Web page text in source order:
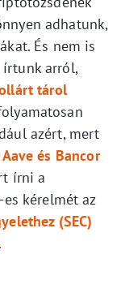
adhatunk,
És nem is
írtunk arról,
tárol
azért, mert
Aave és Bancor
írni a
kérelmét az
(SEC)
.